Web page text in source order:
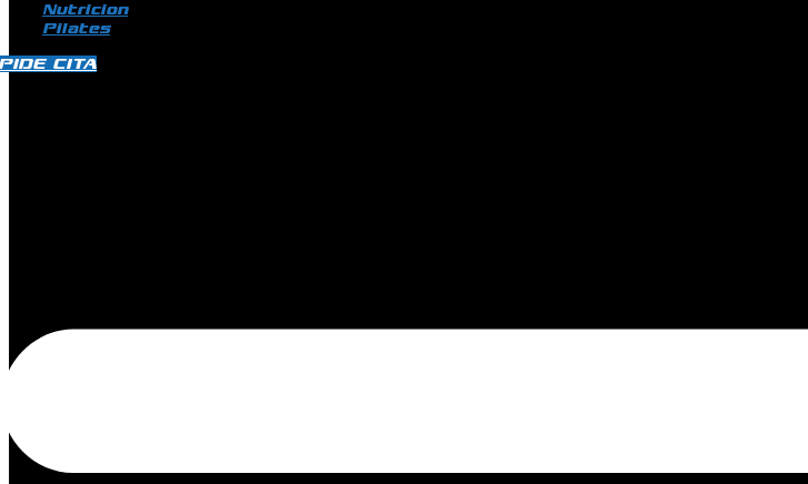
Nutricion
Pilates
CITA